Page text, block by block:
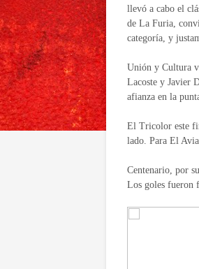
llevó a cabo el
de La Furia,
categoría, y
Unión y Cultura
Lacoste y Javier
afianza en la
El Tricolor este
lado. Para El
Centenario, por
Los goles fueron